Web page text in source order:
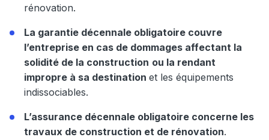
rénovation.
La garantie décennale obligatoire couvre
l’entreprise en cas de dommages affectant la
solidité de la construction ou la rendant
impropre à sa destination et les équipements
indissociables.
L’assurance décennale obligatoire concerne les
travaux de construction et de rénovation.